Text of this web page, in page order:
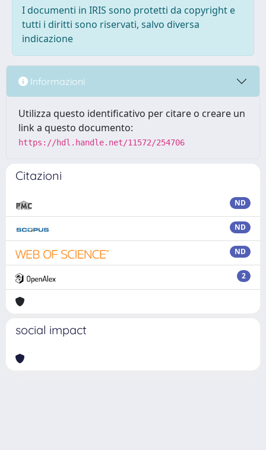
I documenti in IRIS sono protetti da copyright e
tutti i diritti sono riservati, salvo diversa
indicazione
Informazioni
Utilizza questo identificativo per citare o creare un
link a questo documento:
https://hdl.handle.net/11572/254706
Citazioni
ND
ND
ND
2
social impact